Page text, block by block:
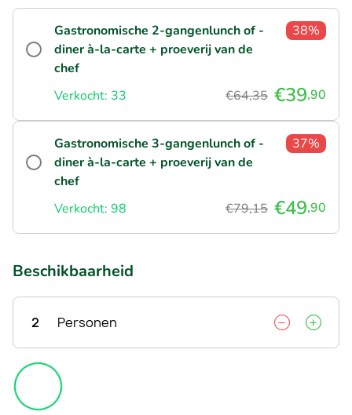
Gastronomische 2-gangenlunch of -
diner à-la-carte + proeverij van de
chef
38%
Verkocht: 33 €64,35 €39,90
Gastronomische 3-gangenlunch of -
diner à-la-carte + proeverij van de
chef
37%
Verkocht: 98 €79,15 €49,90
Beschikbaarheid
2 Personen